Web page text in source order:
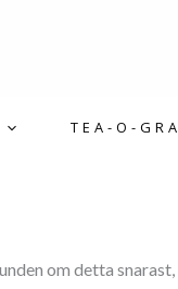
TEA-O-
om detta